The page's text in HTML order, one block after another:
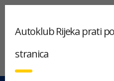
Autoklub Rijeka prati
stranica